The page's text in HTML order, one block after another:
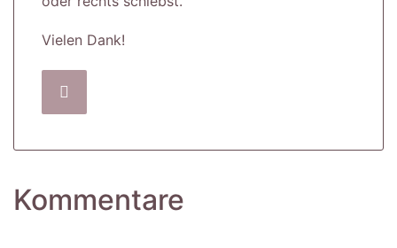
Vielen Dank!
Kommentare